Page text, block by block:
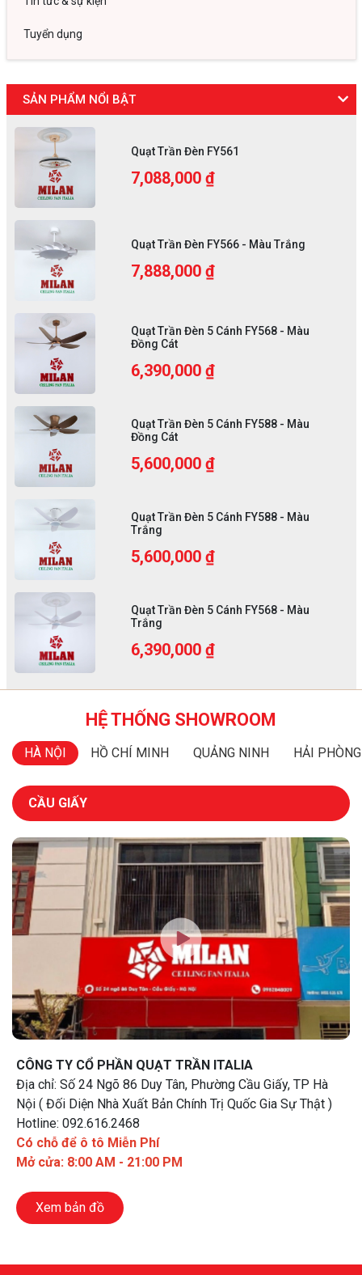
Tuyển dụng
SẢN PHẨM NỔI BẬT
Quạt Trần Đèn FY561
7,088,000 ₫
Quạt Trần Đèn FY566 - Màu Trắng
7,888,000 ₫
Quạt Trần Đèn 5 Cánh FY568 - Màu
Đồng Cát
6,390,000 ₫
Quạt Trần Đèn 5 Cánh FY588 - Màu
Đồng Cát
5,600,000 ₫
Quạt Trần Đèn 5 Cánh FY588 - Màu
Trắng
5,600,000 ₫
Quạt Trần Đèn 5 Cánh FY568 - Màu
Trắng
6,390,000 ₫
HỆ THỐNG SHOWROOM
HÀ NỘI HỒ CHÍ MINH QUẢNG NINH HẢI PHÒNG
CẦU GIẤY
CÔNG TY CỔ PHẦN QUẠT TRẦN ITALIA
Địa chỉ: Số 24 Ngõ 86 Duy Tân, Phường Cầu Giấy, TP Hà
Nội ( Đối Diện Nhà Xuất Bản Chính Trị Quốc Gia Sự Thật )
Hotline: 092.616.2468
Có chỗ để ô tô Miễn Phí
Mở cửa: 8:00 AM - 21:00 PM
Xem bản đồ